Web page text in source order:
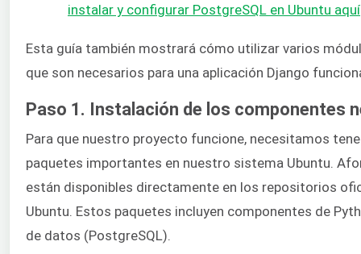
instalar y configurar PostgreSQL en Ubuntu aquí
Esta guía también mostrará cómo utilizar varios
que son necesarios para una aplicación Django
Paso 1. Instalación de los componentes
Para que nuestro proyecto funcione, necesitamos
paquetes importantes en nuestro sistema Ubuntu.
están disponibles directamente en los repositorios
Ubuntu. Estos paquetes incluyen componentes de
de datos (PostgreSQL).